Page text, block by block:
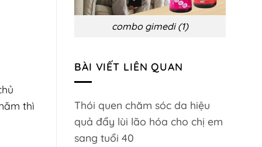
thì
combo gimedi (1)
BÀI VIẾT LIÊN QUAN
Thói quen chăm sóc da hiệu
quả đẩy lùi lão hóa cho chị em
sang tuổi 40